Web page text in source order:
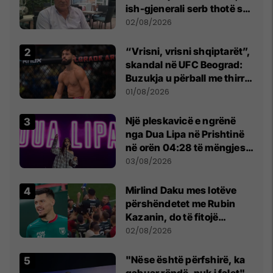
ish-gjenerali serb thotë se
dikush e tradhtoi në
02/08/2026
“Vrisni, vrisni shqiptarët”,
skandal në UFC Beograd:
Buzukja u përball me thirrje
anti-shqiptare nga
01/08/2026
Një pleskavicë e ngrënë
nga Dua Lipa në Prishtinë
në orën 04:28 të mëngjesit
- dhe bota digjitale serbe
03/08/2026
Mirlind Daku mes lotëve
përshëndetet me Rubin
Kazanin, do të fitojë
miliona te Spartak Moska
02/08/2026
"Nëse është përfshirë, ka